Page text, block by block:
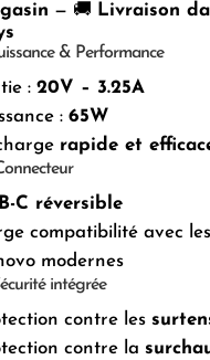
— 🚚 Livraison
& Performance
: 20V – 3.25A
: 65W
rapide et
C réversible
compatibilité avec
modernes
intégrée
contre les
contre la